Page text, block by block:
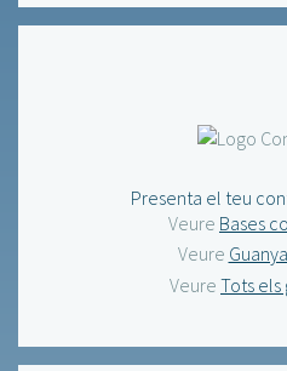
Presenta el teu
Veure Bases
Veure
Veure Tots els